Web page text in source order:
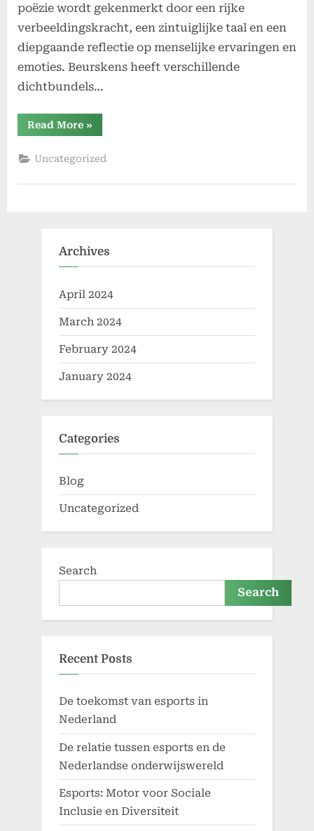
poëzie wordt gekenmerkt door een rijke
verbeeldingskracht, een zintuiglijke taal en een
diepgaande reflectie op menselijke ervaringen en
emoties. Beurskens heeft verschillende
dichtbundels…
Read More“Beurskens”
»
Uncategorized
Archives
April 2024
March 2024
February 2024
January 2024
Categories
Blog
Uncategorized
Search
Search
Recent Posts
De toekomst van esports in
Nederland
De relatie tussen esports en de
Nederlandse onderwijswereld
Esports: Motor voor Sociale
Inclusie en Diversiteit